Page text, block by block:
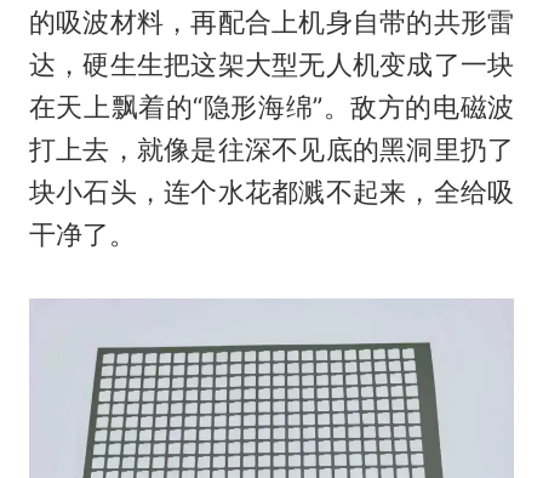
的吸波材料，再配合上机身自带的共形雷
达，硬生生把这架大型无人机变成了一块
在天上飘着的“隐形海绵”。敌方的电磁波
打上去，就像是往深不见底的黑洞里扔了
块小石头，连个水花都溅不起来，全给吸
干净了。